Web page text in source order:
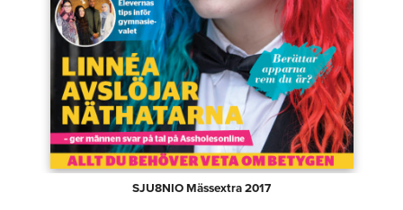
SJU8NIO Mässextra 2017